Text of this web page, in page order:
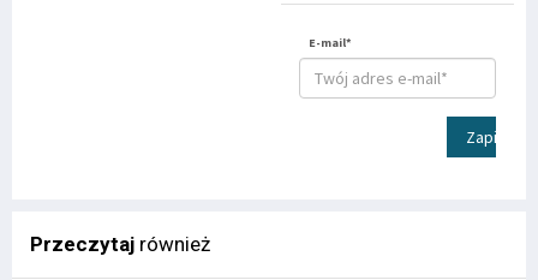
E-mail*
Zapisz
Przeczytaj również